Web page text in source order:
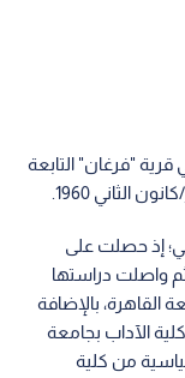
قرية "فرغان" التابعة
إذ حصلت على
ثم واصلت دراستها
القاهرة، بالإضافة
الآداب بجامعة
من كلية